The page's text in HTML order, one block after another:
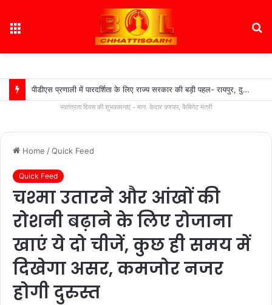
पीडीएस प्रणाली में पारदर्शिता के लिए राज्य सरकार की बड़ी पहल- रायपुर, दुर्ग और बिलासपुर में तीन ‘अन्नपूर्ति ग्रेन एटीएम‘ का शुभारंभ…
स्वतंत्रता दिवस की शुभकामनाएं - मान. केदार कश्यप, कैबिनेट मंत्री
Home /Quick Feed
Quick Feed
चश्मा उतारने और आंखों की
रोशनी बढ़ाने के लिए रोजाना
खाएं ये दो चीजें, कुछ ही समय में
दिखेगा असर, कमजोर नजर
होगी दुरुस्त